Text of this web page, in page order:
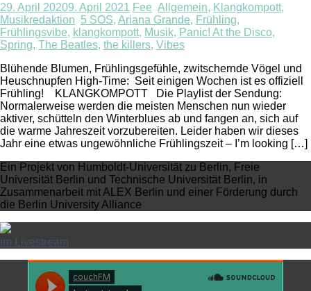
29. April 20209. April 2021 Fee Allgemein, Klangkompott,
Musikredaktion 5 SOS, Ariana Grande, Frühling,
Frühlingsvibe, klangkompott, Musik, Panic! At the Disco,
Spring, The Beatles, the killers, Vibes
Blühende Blumen, Frühlingsgefühle, zwitschernde Vögel und
Heuschnupfen High-Time: Seit einigen Wochen ist es offiziell
Frühling! KLANGKOMPOTT Die Playlist der Sendung:
Normalerweise werden die meisten Menschen nun wieder
aktiver, schütteln den Winterblues ab und fangen an, sich auf
die warme Jahreszeit vorzubereiten. Leider haben wir dieses
Jahr eine etwas ungewöhnliche Frühlingszeit – I’m looking […]
Ein Projekt von Humboldt-Universität zu Berlin, Freie
Universität Berlin und Technische Universität Berlin, in
Zusammenarbeit mit ALEX Berlin und einer Förderung durch
die Berlin University Alliance
im Livestream